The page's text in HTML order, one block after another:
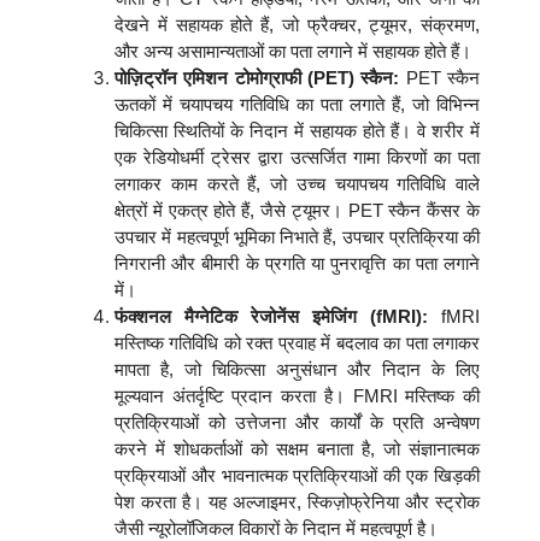
देखने में सहायक होते हैं, जो फ्रैक्चर, ट्यूमर, संक्रमण,
और अन्य असामान्यताओं का पता लगाने में सहायक होते हैं।
पोज़िट्रॉन एमिशन टोमोग्राफी (PET) स्कैन: PET स्कैन
ऊतकों में चयापचय गतिविधि का पता लगाते हैं, जो विभिन्न
चिकित्सा स्थितियों के निदान में सहायक होते हैं। वे शरीर में
एक रेडियोधर्मी ट्रेसर द्वारा उत्सर्जित गामा किरणों का पता
लगाकर काम करते हैं, जो उच्च चयापचय गतिविधि वाले
क्षेत्रों में एकत्र होते हैं, जैसे ट्यूमर। PET स्कैन कैंसर के
उपचार में महत्वपूर्ण भूमिका निभाते हैं, उपचार प्रतिक्रिया की
निगरानी और बीमारी के प्रगति या पुनरावृत्ति का पता लगाने
में।
फंक्शनल मैग्नेटिक रेजोनेंस इमेजिंग (fMRI): fMRI
मस्तिष्क गतिविधि को रक्त प्रवाह में बदलाव का पता लगाकर
मापता है, जो चिकित्सा अनुसंधान और निदान के लिए
मूल्यवान अंतर्दृष्टि प्रदान करता है। FMRI मस्तिष्क की
प्रतिक्रियाओं को उत्तेजना और कार्यों के प्रति अन्वेषण
करने में शोधकर्ताओं को सक्षम बनाता है, जो संज्ञानात्मक
प्रक्रियाओं और भावनात्मक प्रतिक्रियाओं की एक खिड़की
पेश करता है। यह अल्जाइमर, स्किज़ोफ्रेनिया और स्ट्रोक
जैसी न्यूरोलॉजिकल विकारों के निदान में महत्वपूर्ण है।